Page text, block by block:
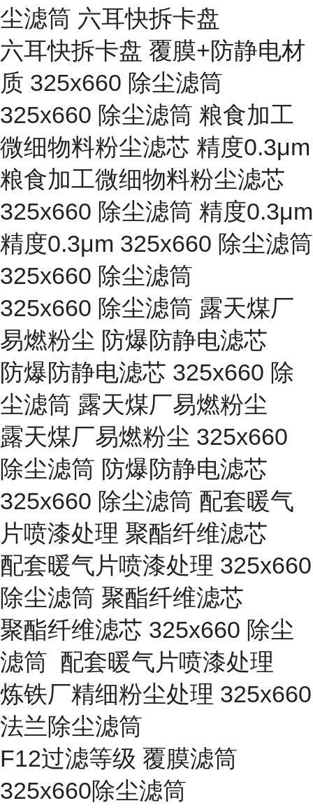
尘滤筒 六耳快拆卡盘
六耳快拆卡盘 覆膜+防静电材
质 325x660 除尘滤筒
325x660 除尘滤筒 粮食加工
微细物料粉尘滤芯 精度0.3μm
粮食加工微细物料粉尘滤芯
325x660 除尘滤筒 精度0.3μm
精度0.3μm 325x660 除尘滤筒
325x660 除尘滤筒
325x660 除尘滤筒 露天煤厂
易燃粉尘 防爆防静电滤芯
防爆防静电滤芯 325x660 除
尘滤筒 露天煤厂易燃粉尘
露天煤厂易燃粉尘 325x660
除尘滤筒 防爆防静电滤芯
325x660 除尘滤筒 配套暖气
片喷漆处理 聚酯纤维滤芯
配套暖气片喷漆处理 325x660
除尘滤筒 聚酯纤维滤芯
聚酯纤维滤芯 325x660 除尘
滤筒 配套暖气片喷漆处理
炼铁厂精细粉尘处理 325x660
法兰除尘滤筒
F12过滤等级 覆膜滤筒
325x660除尘滤筒